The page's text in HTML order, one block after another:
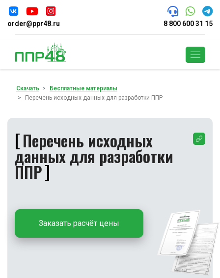
order@ppr48.ru 8 800 600 31 15
Скачать
Бесплатные материалы
Перечень исходных данных для разработки ППР
Перечень исходных
данных для разработки
ППР
Заказать расчёт цены